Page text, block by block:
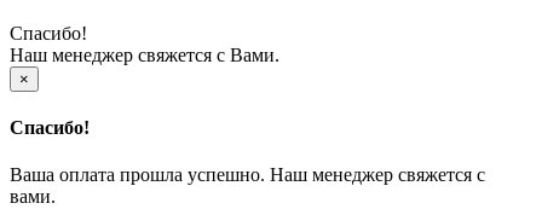
Спасибо!
Наш менеджер свяжется с Вами.
×
Спасибо!
Ваша оплата прошла успешно. Наш менеджер свяжется с
вами.